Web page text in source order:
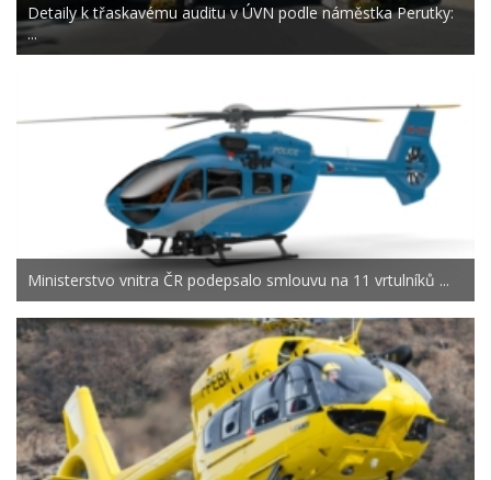
Detaily k třaskavému auditu v ÚVN podle náměstka Perutky:
...
Ministerstvo vnitra ČR podepsalo smlouvu na 11 vrtulníků ...